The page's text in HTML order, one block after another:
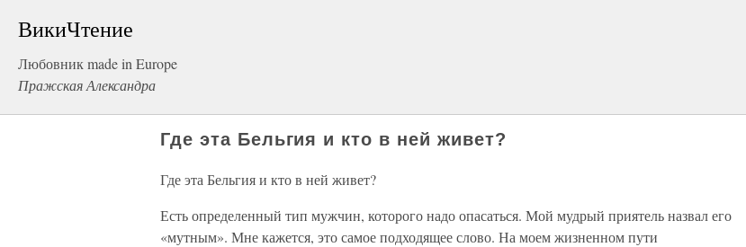
ВикиЧтение
Любовник made in Europe
Пражская Александра
Где эта Бельгия и кто в ней живет?
Где эта Бельгия и кто в ней живет?
Есть определенный тип мужчин, которого надо опасаться. Мой мудрый приятель назвал его
«мутным». Мне кажется, это самое подходящее слово. На моем жизненном пути